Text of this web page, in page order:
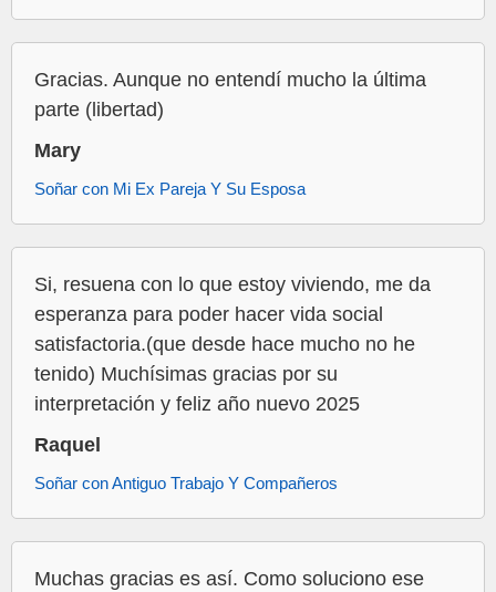
Gracias. Aunque no entendí mucho la última
parte (libertad)
Mary
Soñar con Mi Ex Pareja Y Su Esposa
Si, resuena con lo que estoy viviendo, me da
esperanza para poder hacer vida social
satisfactoria.(que desde hace mucho no he
tenido) Muchísimas gracias por su
interpretación y feliz año nuevo 2025
Raquel
Soñar con Antiguo Trabajo Y Compañeros
Muchas gracias es así. Como soluciono ese